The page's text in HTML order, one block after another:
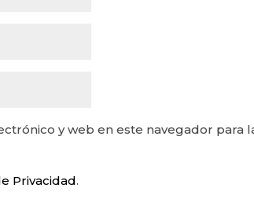
y web en este navegador para
Privacidad.